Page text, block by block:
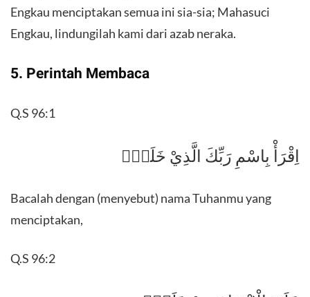
Engkau menciptakan semua ini sia-sia; Mahasuci
Engkau, lindungilah kami dari azab neraka.
5. Perintah Membaca
Q.S 96:1
اِقْرَأْ بِاسْمِ رَبِّكَ الَّذِيْ خَلَقَۚ
Bacalah dengan (menyebut) nama Tuhanmu yang
menciptakan,
Q.S 96:2